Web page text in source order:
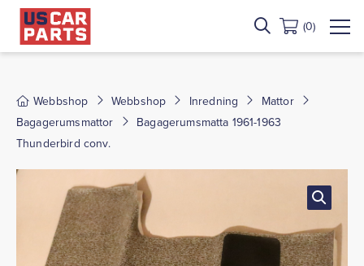
(0)
Webbshop Webbshop Inredning
Mattor
Bagagerumsmattor
Bagagerumsmatta 1961-1963
Thunderbird conv.